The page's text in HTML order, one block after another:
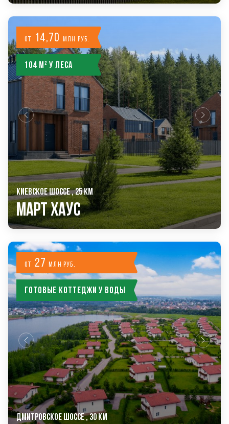
от 14,70 млн руб.
104 м² у леса
КИЕВСКОЕ ШОССЕ , 25 КМ
Март Хаус
от 27млн руб.
Готовые коттеджи у воды
ДМИТРОВСКОЕ ШОССЕ , 30 КМ